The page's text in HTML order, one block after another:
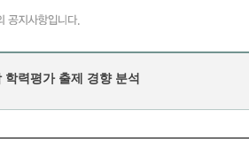
력평가 출제 경향 분석